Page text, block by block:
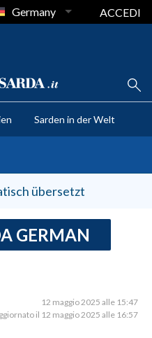
Germany ACCEDI
Sarden in der Welt
übersetzt
GERMAN
12 maggio 2025 alle 15:47
il 12 maggio 2025 alle 16:57